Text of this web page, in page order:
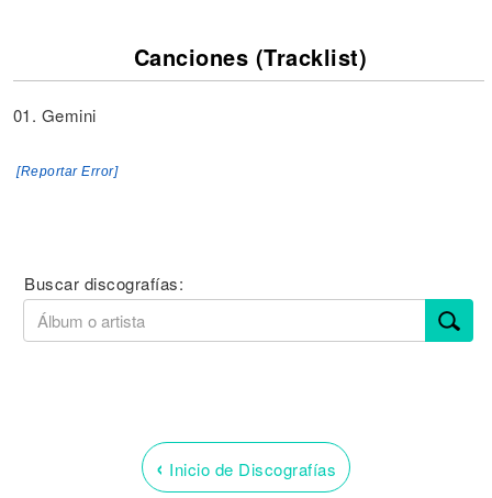
Canciones (Tracklist)
01. Gemini
[Reportar Error]
Buscar discografías:
‹ Inicio de Discografías